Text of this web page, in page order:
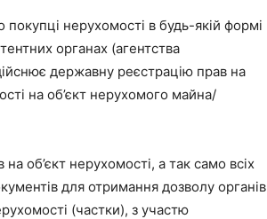
покупці нерухомості в будь-якій формі
органах (агентства
державну реєстрацію прав на
на об’єкт нерухомого майна/
об’єкт нерухомості, а так само всіх
для отримання дозволу органів
(частки), з участю